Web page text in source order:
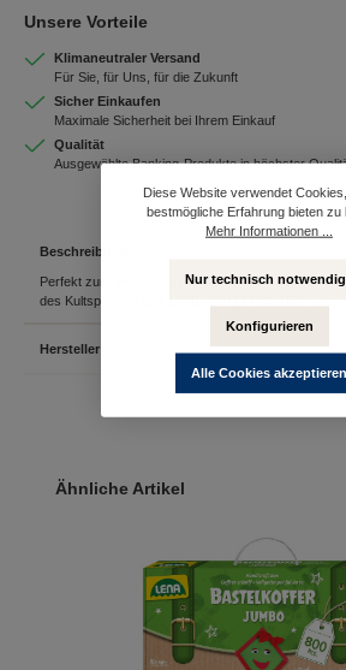
Unsere Vorteile
Klimaneutraler Versand
Für Sie, für Uns, für die Zukunft
Sicher Einkaufen
Maximale Sicherheit bei Ihrem Einkauf
Qualität
Ausgewählte Banking-Produkte in höchster
Beschreibung
Perfekt zum Verschenken oder den nächsten
des Kultspiels STADT LAND VOLLPFOSTEN rund
Hersteller
Produktgalerie überspringen
Ähnliche Artikel
Diese Website verwendet
bestmögliche Erfahrung bieten zu
Mehr Informationen ...
Nur technisch
Konfigurieren
Alle Cookies akzeptieren